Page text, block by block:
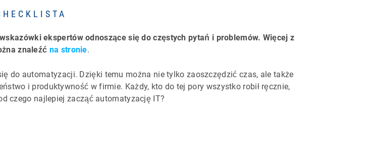
ekspertów odnoszące się do częstych pytań i problemów. Więcej z
znaleźć na stronie.
do automatyzacji. Dzięki temu można nie tylko zaoszczędzić czas, ale także
i produktywność w firmie. Każdy, kto do tej pory wszystko robił ręcznie,
czego najlepiej zacząć automatyzację IT?